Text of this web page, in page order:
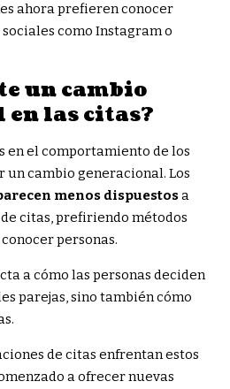
ahora prefieren conocer
como Instagram o
un cambio
en las citas?
en el comportamiento de los
cambio generacional. Los
menos dispuestosa
citas, prefiriendo métodos
personas.
a cómo las personas deciden
parejas, sino también cómo
de citas enfrentan estos
a ofrecer nuevas